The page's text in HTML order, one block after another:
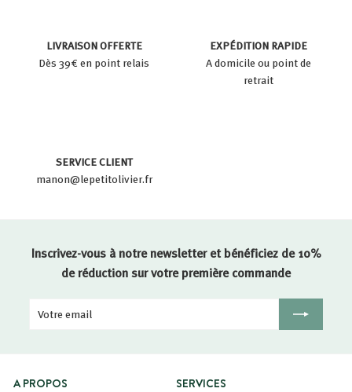
LIVRAISON OFFERTE
Dès 39€ en point relais
EXPÉDITION RAPIDE
A domicile ou point de
retrait
SERVICE CLIENT
manon@lepetitolivier.fr
Inscrivez-vous à notre newsletter et bénéficiez de 10%
de réduction sur votre première commande
Votre
Inscription
A PROPOS
SERVICES